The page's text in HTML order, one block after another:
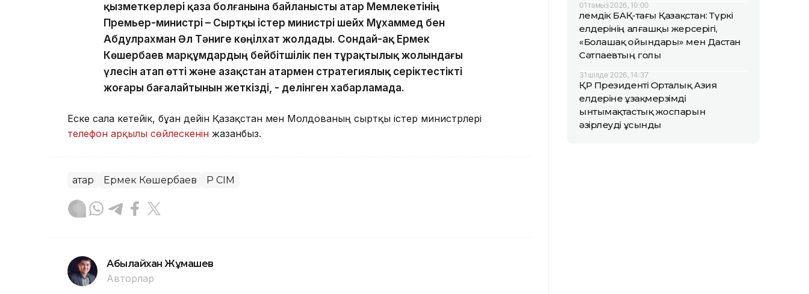
қызметкерлері қаза болғанына байланысты Қатар Мемлекетінің
Премьер-министрі – Сыртқы істер министрі шейх Мұхаммед бен
Абдулрахман Әл Тәниге көңілхат жолдады. Сондай-ақ Ермек
Көшербаев марқұмдардың бейбітшілік пен тұрақтылық жолындағы
үлесін атап өтті және Қазақстан Қатармен стратегиялық серіктестікті
жоғары бағалайтынын жеткізді, - делінген хабарламада.
Еске сала кетейік, бұған дейін Қазақстан мен Молдованың сыртқы істер министрлері
телефон арқылы сөйлескенін жазғанбыз.
Қатар Ермек Көшербаев ҚР СІМ
Абылайхан Жұмашев
Авторлар
01 тамыз 2026, 10:00
Әлемдік БАҚ-тағы Қазақстан: Түркі
елдерінің алғашқы жерсерігі,
«Болашақ ойындары» мен Дастан
Сәтпаевтың голы
31 шілде 2026, 14:37
ҚР Президенті Орталық Азия
елдеріне ұзақмерзімді
ынтымақтастық жоспарын
әзірлеуді ұсынды